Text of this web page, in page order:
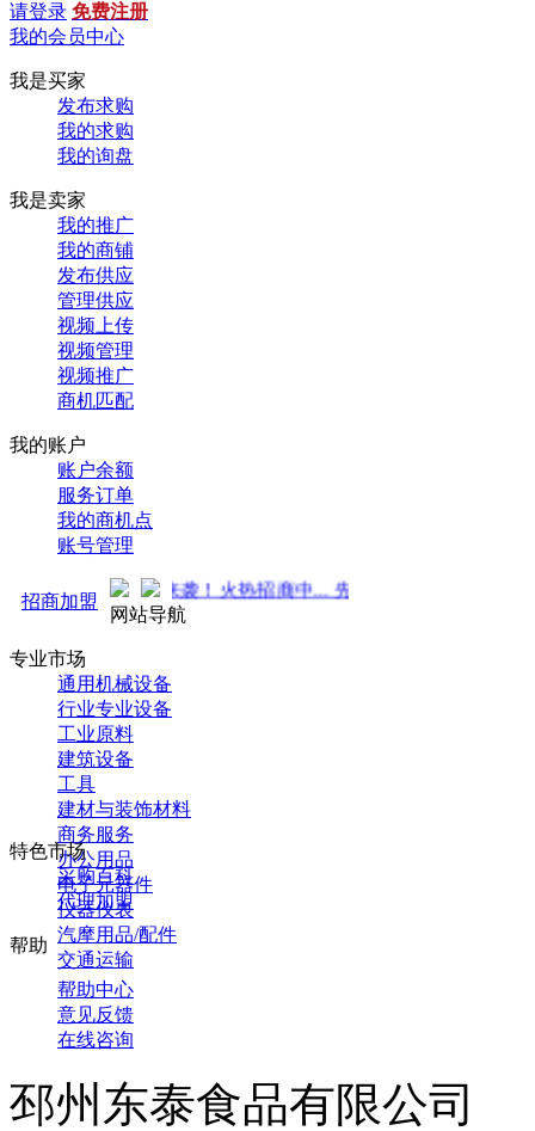
请登录 免费注册
我的会员中心
我是买家
发布求购
我的求购
我的询盘
我是卖家
我的推广
我的商铺
发布供应
管理供应
视频上传
视频管理
视频推广
商机匹配
我的账户
账户余额
服务订单
我的商机点
账号管理
招商加盟
推广 强势来袭！火热招商中... 先到先得 ！
网站导航
专业市场
通用机械设备
行业专业设备
工业原料
建筑设备
工具
建材与装饰材料
商务服务
办公用品
电子元器件
仪器仪表
汽摩用品/配件
交通运输
特色市场
采购百科
代理加盟
帮助
帮助中心
意见反馈
在线咨询
邳州东泰食品有限公司